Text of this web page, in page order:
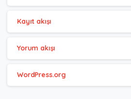
Kayıt akışı
Yorum akışı
WordPress.org